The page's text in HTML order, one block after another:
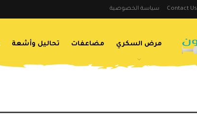
Contact Us سياسة الخصوصية
مرض السكري مضاعفات تحاليل وأشعة